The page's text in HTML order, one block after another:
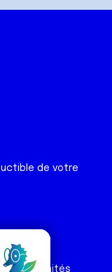
de votre
& comités